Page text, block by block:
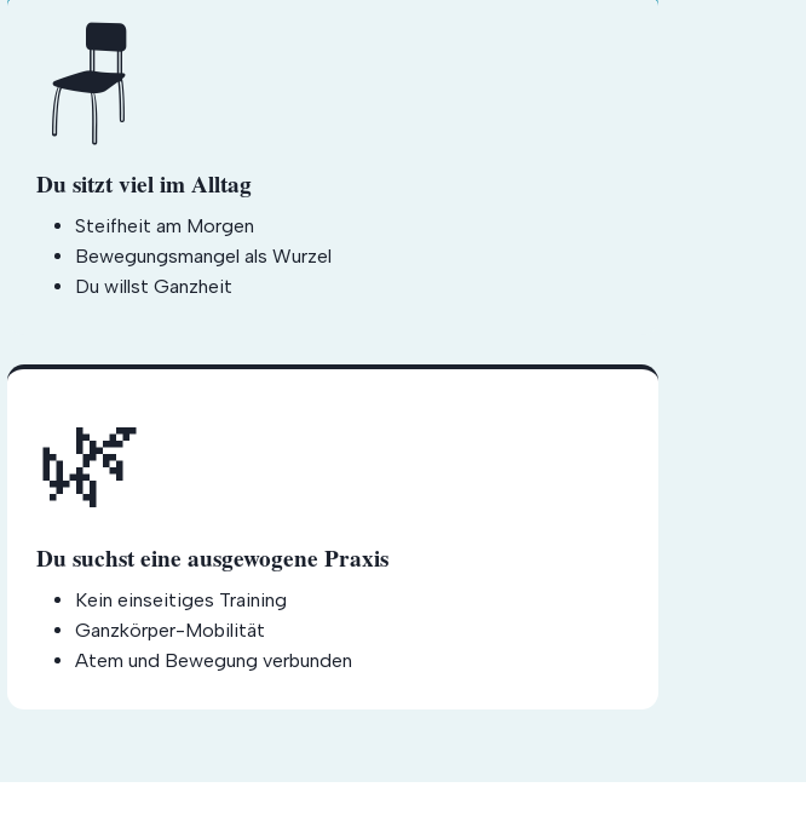
🪑
Du sitzt viel im Alltag
Steifheit am Morgen
Bewegungsmangel als Wurzel
Du willst Ganzheit
🌿
Du suchst eine ausgewogene Praxis
Kein einseitiges Training
Ganzkörper-Mobilität
Atem und Bewegung verbunden